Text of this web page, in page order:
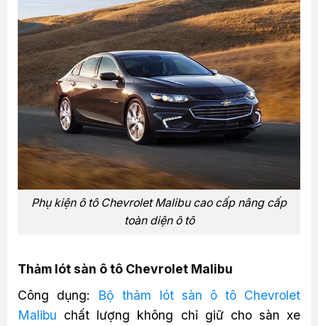
Phụ kiện ô tô Chevrolet Malibu cao cấp nâng cấp
toàn diện ô tô
Thảm lót sàn ô tô Chevrolet Malibu
Công dụng: Bộ thảm lót sàn ô tô Chevrolet
Malibu chất lượng không chỉ giữ cho sàn xe